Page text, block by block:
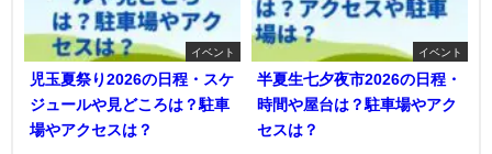
イベント
児玉夏祭り2026の日程・スケ
ジュールや見どころは？駐車
場やアクセスは？
イベント
半夏生七夕夜市2026の日程・
時間や屋台は？駐車場やアク
セスは？